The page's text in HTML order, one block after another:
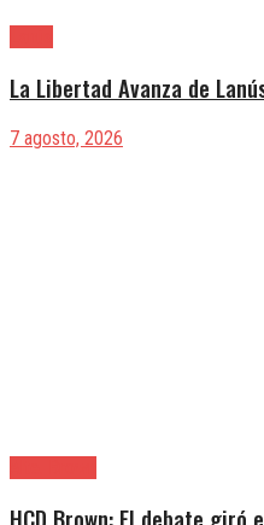
La Libertad Avanza de
7 agosto, 2026
HCD Brown: El debate